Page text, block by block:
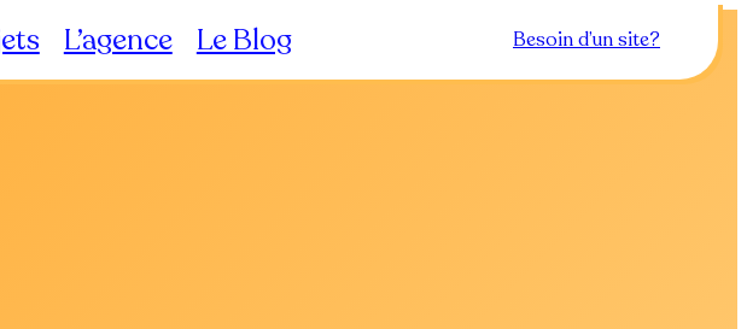
L’agence Le Blog Besoin d’un site?